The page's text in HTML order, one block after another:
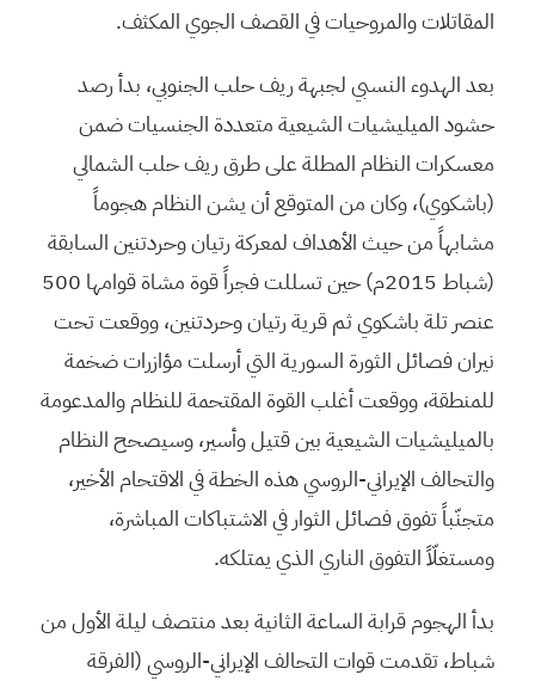
المقاتلات والمروحيات في القصف الجوي المكثف.
بعد الهدوء النسبي لجبهة ريف حلب الجنوبي، بدأ رصد
حشود الميليشيات الشيعية متعددة الجنسيات ضمن
معسكرات النظام المطلة على طرق ريف حلب الشمالي
(باشكوي)، وكان من المتوقع أن يشن النظام هجوماً
مشابهاً من حيث الأهداف لمعركة رتيان وحردتنين السابقة
(شباط 2015م) حين تسللت فجراً قوة مشاة قوامها 500
عنصر تلة باشكوي ثم قرية رتيان وحردتنين، ووقعت تحت
نيران فصائل الثورة السورية التي أرسلت مؤازرات ضخمة
للمنطقة، ووقعت أغلب القوة المقتحمة للنظام والمدعومة
بالميليشيات الشيعية بين قتيل وأسير، وسيصحح النظام
والتحالف الإيراني-الروسي هذه الخطة في الاقتحام الأخير،
متجنّباً تفوق فصائل الثوار في الاشتباكات المباشرة،
ومستغلّاً التفوق الناري الذي يمتلكه.
بدأ الهجوم قرابة الساعة الثانية بعد منتصف ليلة الأول من
شباط، تقدمت قوات التحالف الإيراني-الروسي (الفرقة